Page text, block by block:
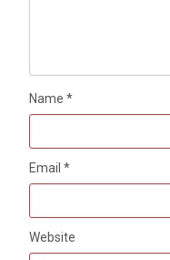
Name*
Email*
Website